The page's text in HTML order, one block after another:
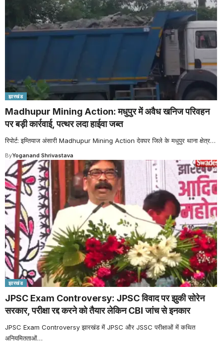
झारखंड
Madhupur Mining Action: मधुपुर में अवैध खनिज परिवहन
पर बड़ी कार्रवाई, पत्थर लदा हाईवा जब्त
रिपोर्ट: इम्तियाज अंसारी Madhupur Mining Action देवघर जिले के मधुपुर थाना क्षेत्र…
ByYoganand Shrivastava
झारखंड
JPSC Exam Controversy: JPSC विवाद पर झुकी सोरेन
सरकार, परीक्षा रद्द करने को तैयार लेकिन CBI जांच से इनकार
JPSC Exam Controversy झारखंड में JPSC और JSSC परीक्षाओं में कथित
अनियमितताओं…